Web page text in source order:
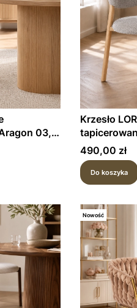
03,
Krzesło
stelaż
Cena
490,00 zł
Do koszyka
Nowość